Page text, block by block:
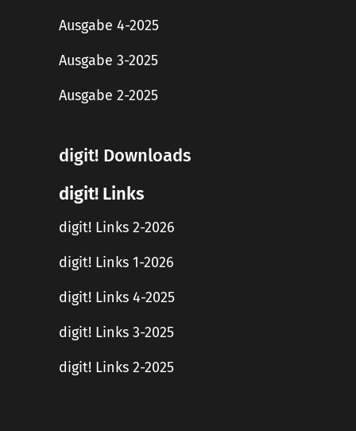
Ausgabe 4-2025
Ausgabe 3-2025
Ausgabe 2-2025
digit! Downloads
digit! Links
digit! Links 2-2026
digit! Links 1-2026
digit! Links 4-2025
digit! Links 3-2025
digit! Links 2-2025